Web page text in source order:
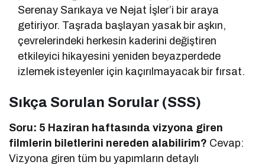
Serenay Sarıkaya ve Nejat İşler’i bir araya
getiriyor. Taşrada başlayan yasak bir aşkın,
çevrelerindeki herkesin kaderini değiştiren
etkileyici hikayesini yeniden beyazperdede
izlemek isteyenler için kaçırılmayacak bir fırsat.
Sıkça Sorulan Sorular (SSS)
Soru: 5 Haziran haftasında vizyona giren
filmlerin biletlerini nereden alabilirim? Cevap:
Vizyona giren tüm bu yapımların detaylı